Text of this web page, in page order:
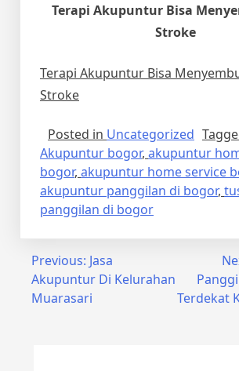
Terapi Akupuntur Bisa
Stroke
Terapi Akupuntur Bisa
Stroke
Posted in Uncategorized
Akupuntur bogor, akupuntur
bogor, akupuntur home service
akupuntur panggilan di bogor,
panggilan di bogor
Post
navigation
Previous: Jasa
Akupuntur Di Kelurahan
Muarasari
Terdekat